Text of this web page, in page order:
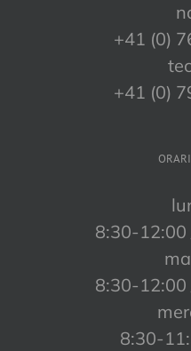
+41 (0)
+41 (0)
8:30-
8:30-
8:30-